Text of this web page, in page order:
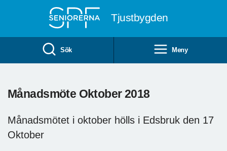
Tjustbygden
Sök Meny
Månadsmöte Oktober 2018
Månadsmötet i oktober hölls i Edsbruk den 17
Oktober